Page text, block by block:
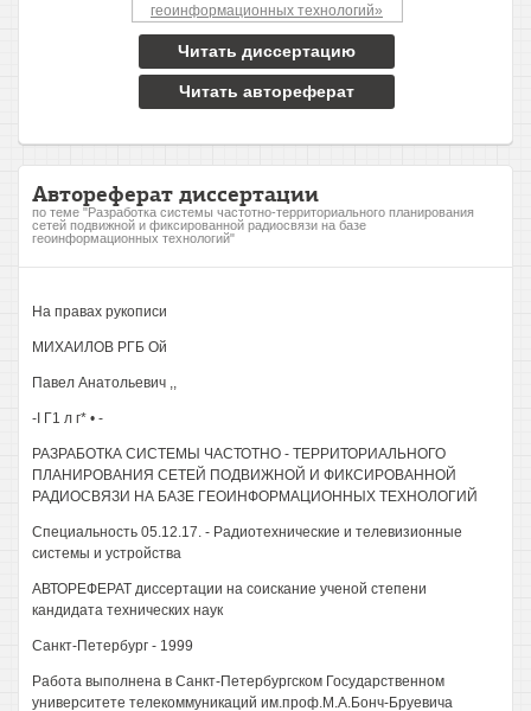
Читать диссертацию
Читать автореферат
Автореферат диссертации
по теме "Разработка системы частотно-территориального планирования
сетей подвижной и фиксированной радиосвязи на базе
геоинформационных технологий"
На правах рукописи
МИХАИЛОВ РГБ Ой
Павел Анатольевич ,,
-I Г1 л г* • -
РАЗРАБОТКА СИСТЕМЫ ЧАСТОТНО - ТЕРРИТОРИАЛЬНОГО
ПЛАНИРОВАНИЯ СЕТЕЙ ПОДВИЖНОЙ И ФИКСИРОВАННОЙ
РАДИОСВЯЗИ НА БАЗЕ ГЕОИНФОРМАЦИОННЫХ ТЕХНОЛОГИЙ
Специальность 05.12.17. - Радиотехнические и телевизионные
системы и устройства
АВТОРЕФЕРАТ диссертации на соискание ученой степени
кандидата технических наук
Санкт-Петербург - 1999
Работа выполнена в Санкт-Петербургском Государственном
университете телекоммуникаций им.проф.М.А.Бонч-Бруевича